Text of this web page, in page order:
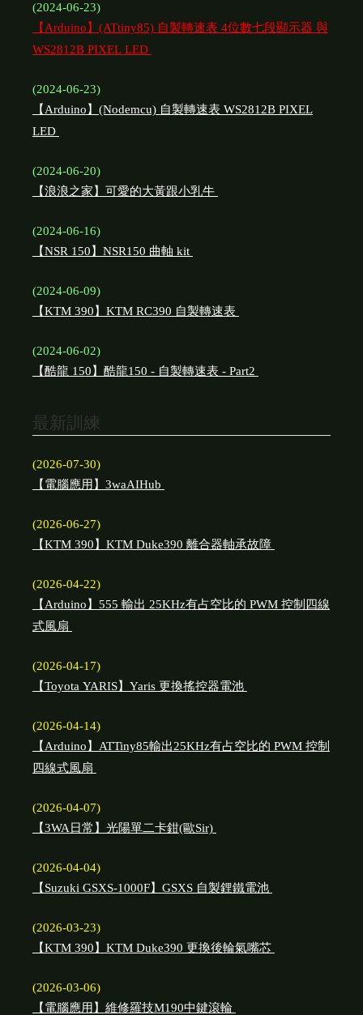
(2024-06-23)
【Arduino】(ATtiny85) 自製轉速表 4位數七段顯示器 與
WS2812B PIXEL LED
(2024-06-23)
【Arduino】(Nodemcu) 自製轉速表 WS2812B PIXEL
LED
(2024-06-20)
【浪浪之家】可愛的大黃跟小乳牛
(2024-06-16)
【NSR 150】NSR150 曲軸 kit
(2024-06-09)
【KTM 390】KTM RC390 自製轉速表
(2024-06-02)
【酷龍 150】酷龍150 - 自製轉速表 - Part2
最新訓練
(2026-07-30)
【電腦應用】3waAIHub
(2026-06-27)
【KTM 390】KTM Duke390 離合器軸承故障
(2026-04-22)
【Arduino】555 輸出 25KHz有占空比的 PWM 控制四線
式風扇
(2026-04-17)
【Toyota YARIS】Yaris 更換搖控器電池
(2026-04-14)
【Arduino】ATTiny85輸出25KHz有占空比的 PWM 控制
四線式風扇
(2026-04-07)
【3WA日常】光陽單二卡鉗(歐Sir)
(2026-04-04)
【Suzuki GSXS-1000F】GSXS 自製鋰鐵電池
(2026-03-23)
【KTM 390】KTM Duke390 更換後輪氣嘴芯
(2026-03-06)
【電腦應用】維修羅技M190中鍵滾輪